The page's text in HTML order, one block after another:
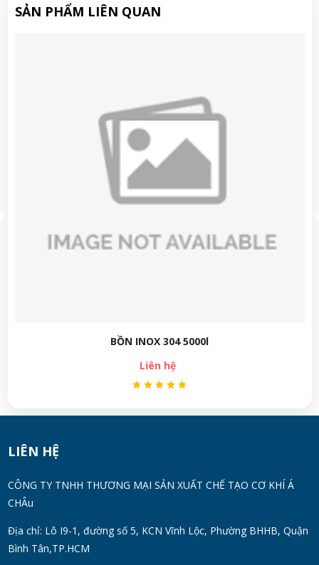
SẢN PHẨM LIÊN QUAN
BỒN INOX 304 5000l
Liên hệ
LIÊN HỆ
CÔNG TY TNHH THƯƠNG MẠI SẢN XUẤT CHẾ TẠO CƠ KHÍ Á
CHÂu
Địa chỉ: Lô I9-1, đường số 5, KCN Vĩnh Lộc, Phường BHHB, Quận
Bình Tân,TP.HCM